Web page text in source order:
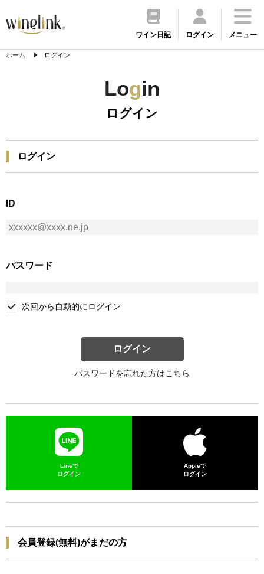
ワイン日記 ログイン メニュー
ホーム ログイン
Login
ログイン
ログイン
ID
パスワード
次回から自動的にログイン
ログイン
パスワードを忘れた方はこちら
Lineで
ログイン
Appleで
ログイン
会員登録(無料)がまだの方